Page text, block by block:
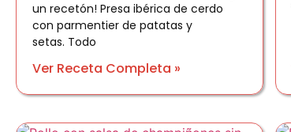
un recetón! Presa ibérica de cerdo
con parmentier de patatas y
setas. Todo
Ver Receta Completa »